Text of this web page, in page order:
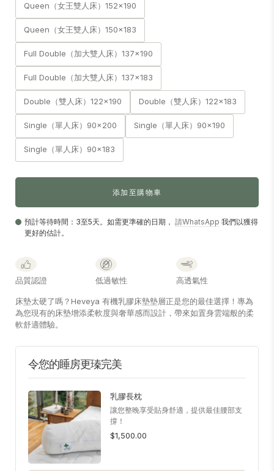
Queen（女王雙人床）152x190
Queen（女王雙人床）150x183
Full Double（加大雙人床）137x190
Full Double（加大雙人床）137x183
Double（雙人床）122x190 Double（雙人床）122x183
Single（單人床）90x200 Single（單人床）90x190
Single（單人床）90x183
添加至購物車
預計等待時間：3至5天。如需更準確的日期， 請WhatsApp 我們以獲得
更好的估計。
品質認證 低過敏性 高透氣性
床墊太硬了嗎？Heveya 有機乳膠床墊墊層正是您的最佳選擇！專為
為您現有的床墊增添柔軟度與奢華感而設計，帶來如置身雲端般的柔
軟舒適體驗。
令您的睡房更瑧完美
乳膠長枕
讓您整晚享受貼身舒適，提供最佳腰部支
撐！
$1,500.00